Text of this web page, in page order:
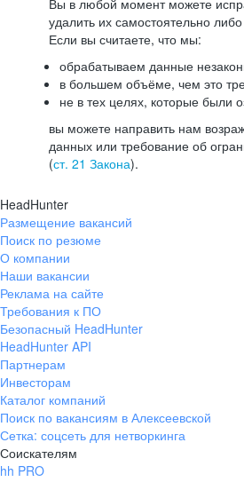
Вы в любой момент можете
удалить их самостоятельно либо
Если вы считаете, что мы:
обрабатываем данные
в большем объёме, чем это
не в тех целях, которые были
вы можете направить нам
данных или требование об
(ст. 21 Закона).
HeadHunter
Размещение вакансий
Поиск по резюме
О компании
Наши вакансии
Реклама на сайте
Требования к ПО
Безопасный HeadHunter
HeadHunter API
Партнерам
Инвесторам
Каталог компаний
Поиск по вакансиям в Алексеевской
Сетка: соцсеть для нетворкинга
Соискателям
hh PRO